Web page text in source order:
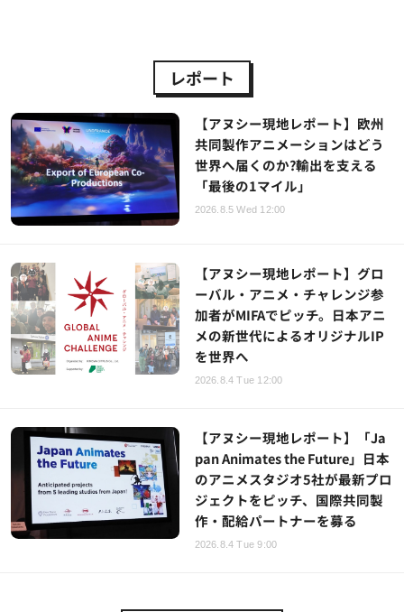
レポート
【アヌシー現地レポート】欧州
共同製作アニメーションはどう
世界へ届くのか?輸出を支える
「最後の1マイル」
2026.8.5 Wed 12:00
【アヌシー現地レポート】グロ
ーバル・アニメ・チャレンジ参
加者がMIFAでピッチ。日本アニ
メの新世代によるオリジナルIP
を世界へ
2026.8.4 Tue 12:00
【アヌシー現地レポート】「Ja
pan Animates the Future」日本
のアニメスタジオ5社が最新プロ
ジェクトをピッチ、国際共同製
作・配給パートナーを募る
2026.8.4 Tue 9:00